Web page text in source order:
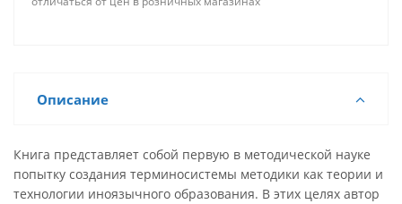
Описание
Книга представляет собой первую в методической науке
попытку создания терминосистемы методики как теории и
технологии иноязычного образования. В этих целях автор